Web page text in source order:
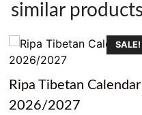
similar products
SALE!
Ripa Tibetan Calendar
2026/2027